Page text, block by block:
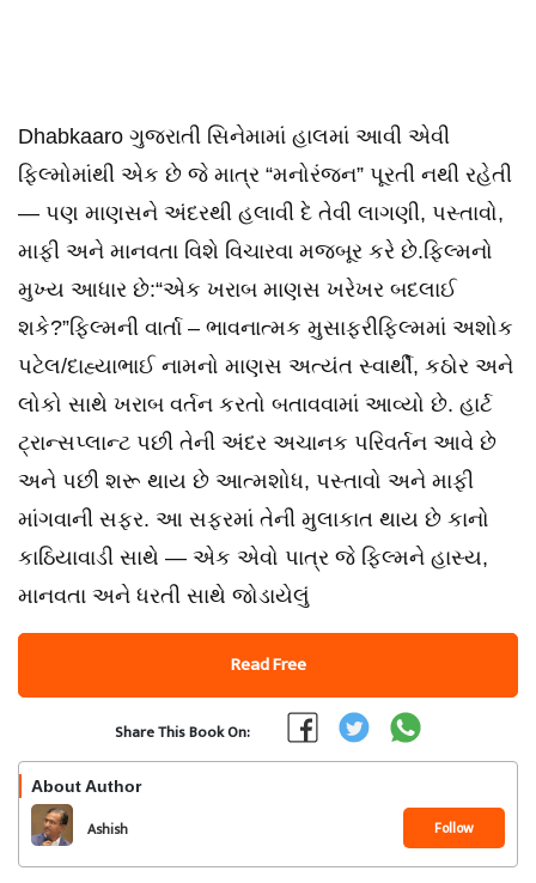
Dhabkaaro ગુજરાતી સિનેમામાં હાલમાં આવી એવી
ફિલ્મોમાંથી એક છે જે માત્ર “મનોરંજન” પૂરતી નથી રહેતી
— પણ માણસને અંદરથી હલાવી દે તેવી લાગણી, પસ્તાવો,
માફી અને માનવતા વિશે વિચારવા મજબૂર કરે છે.ફિલ્મનો
મુખ્ય આધાર છે:“એક ખરાબ માણસ ખરેખર બદલાઈ
શકે?”ફિલ્મની વાર્તા – ભાવનાત્મક મુસાફરીફિલ્મમાં અશોક
પટેલ/દાહ્યાભાઈ નામનો માણસ અત્યંત સ્વાર્થી, કઠોર અને
લોકો સાથે ખરાબ વર્તન કરતો બતાવવામાં આવ્યો છે. હાર્ટ
ટ્રાન્સપ્લાન્ટ પછી તેની અંદર અચાનક પરિવર્તન આવે છે
અને પછી શરૂ થાય છે આત્મશોધ, પસ્તાવો અને માફી
માંગવાની સફર. આ સફરમાં તેની મુલાકાત થાય છે કાનો
કાઠિયાવાડી સાથે — એક એવો પાત્ર જે ફિલ્મને હાસ્ય,
માનવતા અને ધરતી સાથે જોડાયેલું
Read Free
Share This Book On:
About Author
Ashish Follow